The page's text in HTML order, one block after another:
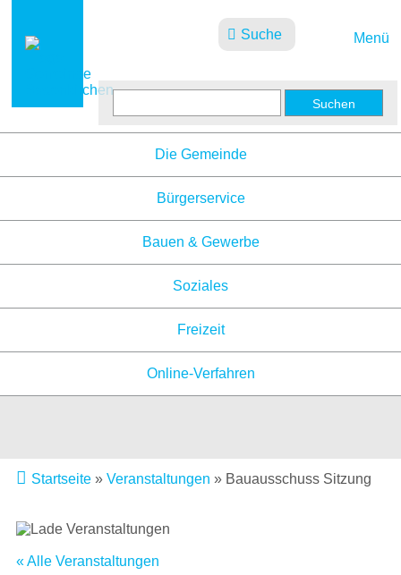
Menü
Suche
Die Gemeinde
Bürgerservice
Bauen & Gewerbe
Soziales
Freizeit
Online-Verfahren
Startseite» Veranstaltungen » Bauausschuss Sitzung
« Alle Veranstaltungen